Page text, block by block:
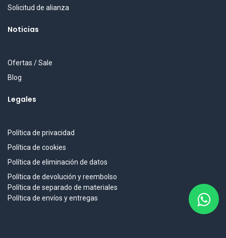
Solicitud de alianza
Noticias
Ofertas / Sale
Blog
Legales
Política de privacidad
Política de cookies
Política de eliminación de datos
Política de devolución y reembolso
Política de separado de materiales
Política de envíos y entregas